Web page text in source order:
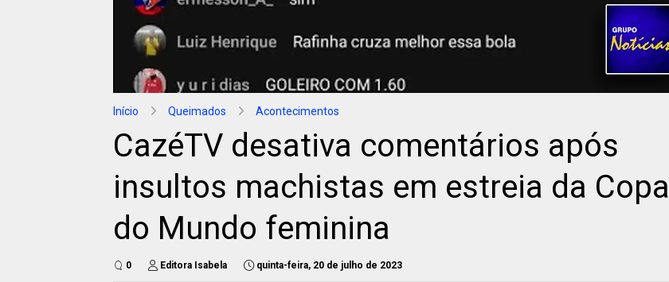
Início Queimados Acontecimentos
CazéTV desativa comentários após
insultos machistas em estreia da Copa
do Mundo feminina
0 Editora Isabela quinta-feira, 20 de julho de 2023